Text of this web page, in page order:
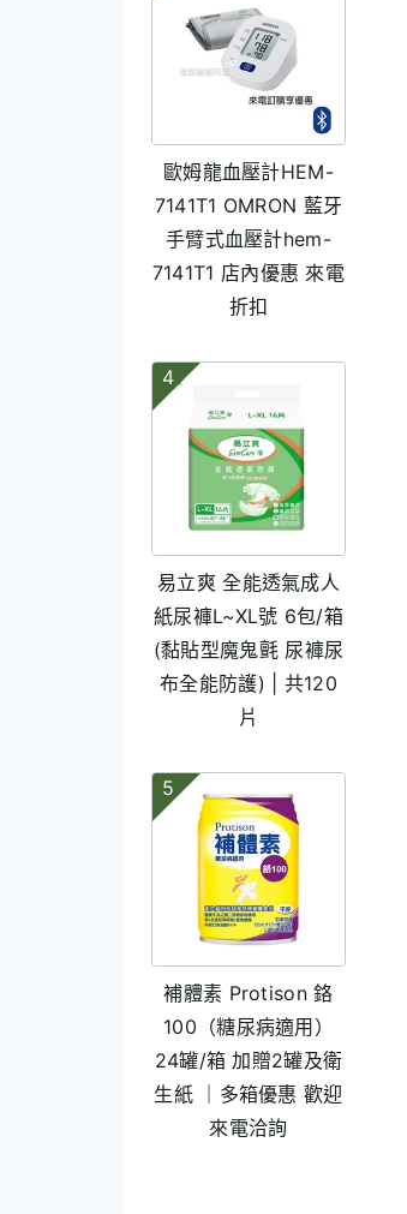
歐姆龍血壓計HEM-
7141T1 OMRON 藍牙
手臂式血壓計hem-
7141T1 店內優惠 來電
折扣
4
易立爽 全能透氣成人
紙尿褲L~XL號 6包/箱
(黏貼型魔鬼氈 尿褲尿
布全能防護) | 共120
片
5
補體素 Protison 鉻
100（糖尿病適用）
24罐/箱 加贈2罐及衛
生紙 ｜多箱優惠 歡迎
來電洽詢